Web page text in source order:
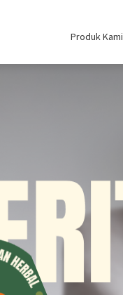
Produk Kami